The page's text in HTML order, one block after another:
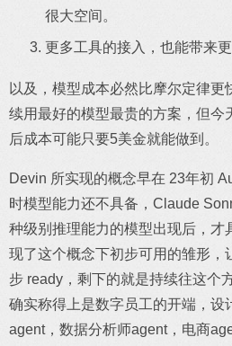
很大空间。
更多工具的接入，也能带来
以及，模型成本必然比摩尔定律
续用最好的模型最贵的方案，但今
后成本可能只要5美金就能做到。
Devin 所实现的概念早在 23年初
时模型能力还不具备，Claude
种级别推理能力的模型出现后，才
现了这个概念下初步可用的雏形，
步 ready，剩下的就是持续往这个
确实称得上是数字员工的开端，设
agent，数据分析师agent，电商